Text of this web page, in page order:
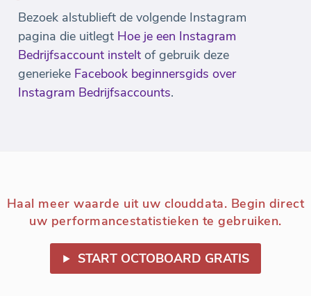
Bezoek alstublieft de volgende Instagram
pagina die uitlegt Hoe je een Instagram
Bedrijfsaccount instelt of gebruik deze
generieke Facebook beginnersgids over
Instagram Bedrijfsaccounts.
Haal meer waarde uit uw clouddata. Begin direct
uw performancestatistieken te gebruiken.
START OCTOBOARD GRATIS